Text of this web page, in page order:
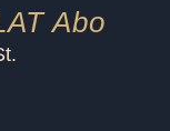
Abo